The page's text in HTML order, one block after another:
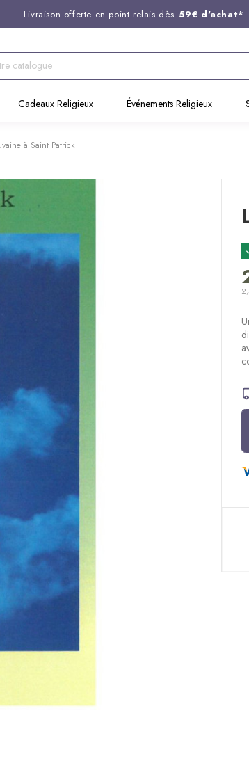
Livraison offerte en point relais dès 59€ d'achat*
Support client disponible au
Commandez avant 14H, expédition le jour même !
Cadeaux Religieux Événements Religieux
à Saint Patrick